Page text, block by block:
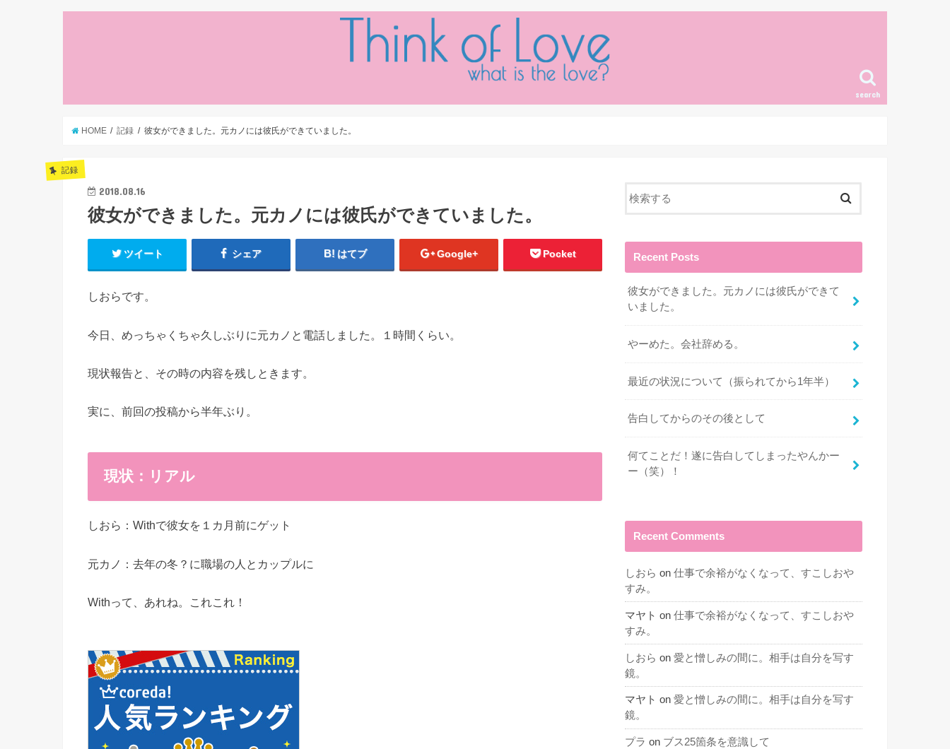
search
HOME 記録 彼女ができました。元カノには彼氏ができていました。
記録
2018.08.16
彼女ができました。元カノには彼氏ができていました。
ツイート シェア はてブ Google+ Pocket
しおらです。
今日、めっちゃくちゃ久しぶりに元カノと電話しました。１時間くらい。
現状報告と、その時の内容を残しときます。
実に、前回の投稿から半年ぶり。
現状：リアル
しおら：Withで彼女を１カ月前にゲット
元カノ：去年の冬？に職場の人とカップルに
Withって、あれね。これこれ！
Recent Posts
彼女ができました。元カノには彼氏ができて
いました。
やーめた。会社辞める。
最近の状況について（振られてから1年半）
告白してからのその後として
何てことだ！遂に告白してしまったやんかー
ー（笑）！
Recent Comments
しおら on 仕事で余裕がなくなって、すこしおや
すみ。
マヤト on 仕事で余裕がなくなって、すこしおや
すみ。
しおら on 愛と憎しみの間に。相手は自分を写す
鏡。
マヤト on 愛と憎しみの間に。相手は自分を写す
鏡。
プラ on ブス25箇条を意識して